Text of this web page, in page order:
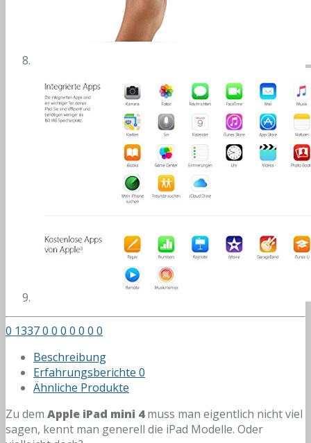
0 13370 0 0 0 0 0 0
Beschreibung
Erfahrungsberichte 0
Ähnliche Produkte
Zu dem Apple iPad mini 4muss man eigentlich nicht viel
sagen, kennt man generell die iPad Modelle. Oder